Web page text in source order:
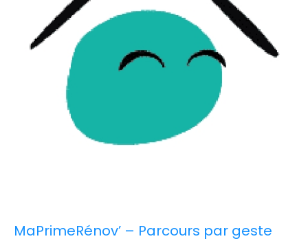
MaPrimeRénov’ – Parcours par geste